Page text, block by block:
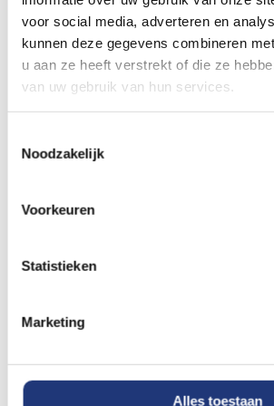
voor social media, adverteren en
kunnen deze gegevens combineren
u aan ze heeft verstrekt of die ze
van uw gebruik van hun services.
Noodzakelijk
Voorkeuren
Statistieken
Marketing
Alles toestaan
30x45cm
Vlag Schotland 30x45cm
Voor 16:00 besteld, dezelfde
50x75cm
Vlag